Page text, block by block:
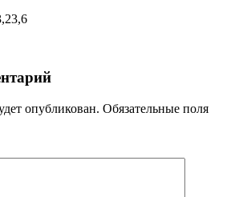
опубликован. Обязательные поля